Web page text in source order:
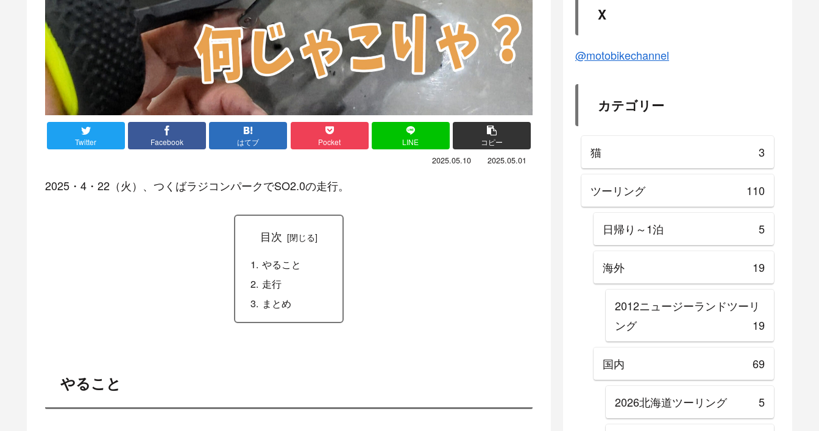
Twitter Facebook はてブ Pocket LINE コピー
2025.05.10 2025.05.01
2025・4・22（火）、つくばラジコンパークでSO2.0の走行。
目次
やること
走行
まとめ
やること
X
@motobikechannel
カテゴリー
猫 3
ツーリング 110
日帰り～1泊 5
海外 19
2012ニュージーランドツーリ
ング
19
国内 69
2026北海道ツーリング 5